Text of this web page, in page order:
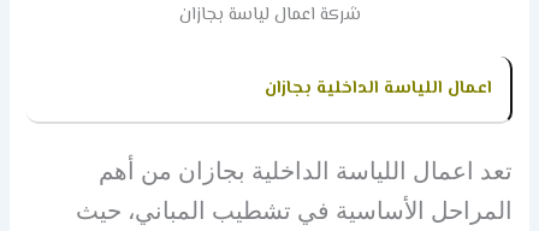
شركة اعمال لياسة بجازان
اعمال اللياسة الداخلية بجازان
تعد اعمال اللياسة الداخلية بجازان من أهم
المراحل الأساسية في تشطيب المباني، حيث